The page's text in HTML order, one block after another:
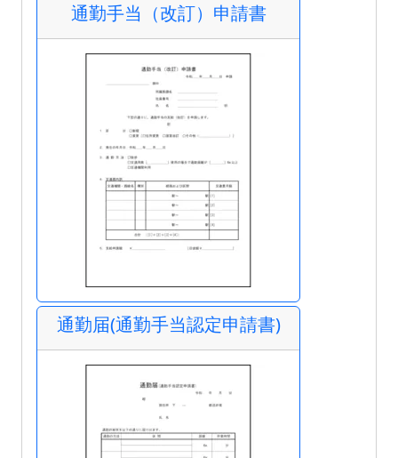
通勤手当（改訂）申請書
通勤届(通勤手当認定申請書)